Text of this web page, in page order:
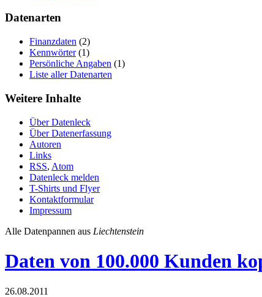
Datenarten
Finanzdaten (2)
Kennwörter(1)
Persönliche Angaben (1)
Liste aller Datenarten
Weitere Inhalte
Über Datenleck
Über Datenerfassung
Autoren
Links
RSS, Atom
Datenleck melden
T-Shirts und Flyer
Kontaktformular
Impressum
Alle Datenpannen aus Liechtenstein
Daten von 100.000 Kunden
26.08.2011